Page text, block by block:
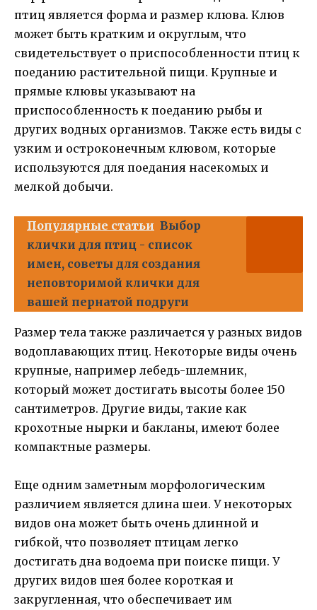
птиц является форма и размер клюва. Клюв
может быть кратким и округлым, что
свидетельствует о приспособленности птиц к
поеданию растительной пищи. Крупные и
прямые клювы указывают на
приспособленность к поеданию рыбы и
других водных организмов. Также есть виды с
узким и остроконечным клювом, которые
используются для поедания насекомых и
мелкой добычи.
Популярные статьи Выбор
клички для птиц - список
имен, советы для создания
неповторимой клички для
вашей пернатой подруги
Размер тела также различается у разных видов
водоплавающих птиц. Некоторые виды очень
крупные, например лебедь-шлемник,
который может достигать высоты более 150
сантиметров. Другие виды, такие как
крохотные нырки и бакланы, имеют более
компактные размеры.
Еще одним заметным морфологическим
различием является длина шеи. У некоторых
видов она может быть очень длинной и
гибкой, что позволяет птицам легко
достигать дна водоема при поиске пищи. У
других видов шея более короткая и
закругленная, что обеспечивает им